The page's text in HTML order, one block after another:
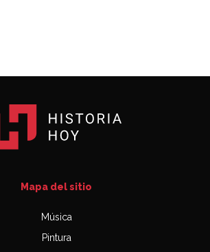
Mapa del sitio
Música
Pintura